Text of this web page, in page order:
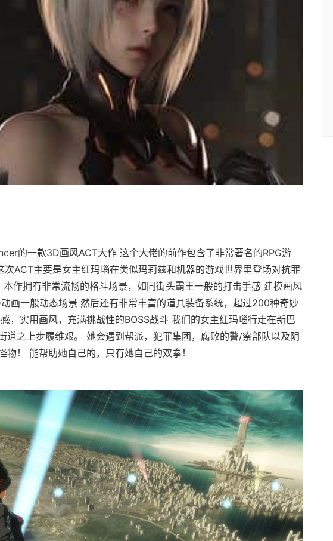
的一款3D画风ACT大作 这个大佬的前作包含了非常著名的RPG游
ACT主要是女主红玛瑙在类似玛莉兹和机器的游戏世界里登场对抗罪
作拥有非常流畅的格斗场景，如同街头霸王一般的打击手感 建模画风
画一般动态场景 然后还有非常丰富的道具装备系统，超过200种奇妙
，实用画风，充满挑战性的BOSS战斗 我们的女主红玛瑙行走在新巴
道之上步履维艰。 她会遇到帮派，犯罪集团，腐败的警/察部队以及阴
物！ 能帮助她自己的，只有她自己的双拳！